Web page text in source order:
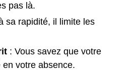
pas là.
sa rapidité, il limite les
: Vous savez que votre
votre absence.